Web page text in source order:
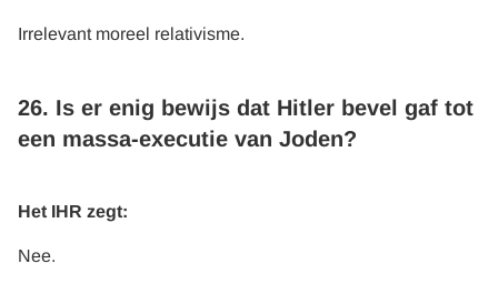
Irrelevant moreel relativisme.
26. Is er enig bewijs dat Hitler bevel gaf tot
een massa-executie van Joden?
Het IHR zegt:
Nee.